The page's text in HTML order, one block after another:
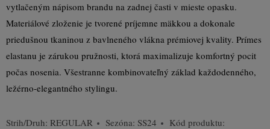
vytlačeným nápisom brandu na zadnej časti v mieste opasku.
Materiálové zloženie je tvorené príjemne mäkkou a dokonale
priedušnou tkaninou z bavlneného vlákna prémiovej kvality. Prímes
elastanu je zárukou pružnosti, ktorá maximalizuje komfortný pocit
počas nosenia. Všestranne kombinovateľný základ každodenného,
ležérno-elegantného stylingu.
Strih/Druh: REGULAR Sezóna: SS24
Kód produktu: